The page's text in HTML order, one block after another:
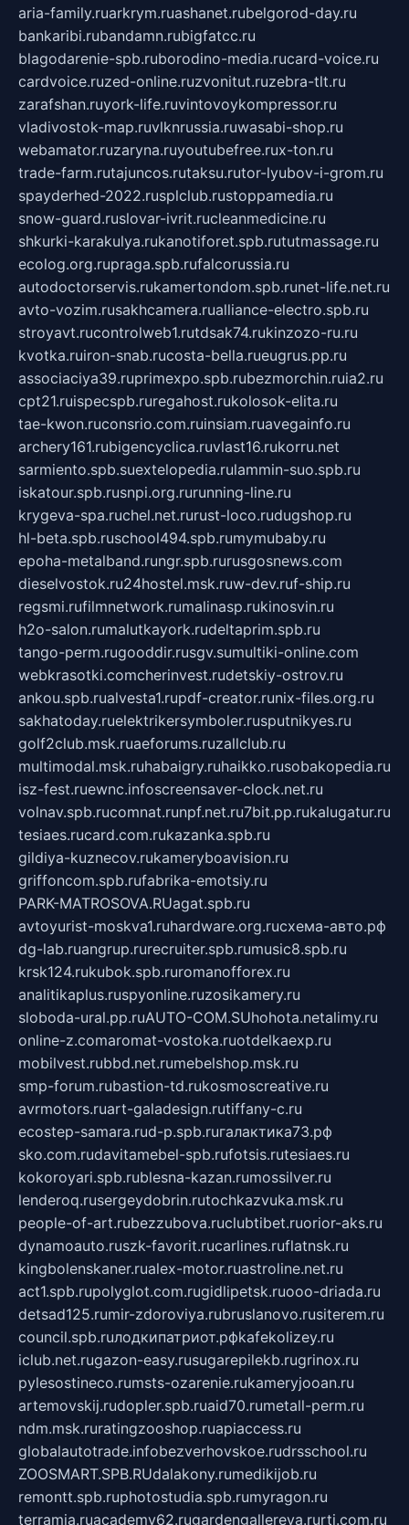
aria-family.ruarkrym.ruashanet.rubelgorod-day.ru
bankaribi.rubandamn.rubigfatcc.ru
blagodarenie-spb.ruborodino-media.rucard-voice.ru
cardvoice.ruzed-online.ruzvonitut.ruzebra-tlt.ru
zarafshan.ruyork-life.ruvintovoykompressor.ru
vladivostok-map.ruvlknrussia.ruwasabi-shop.ru
webamator.ruzaryna.ruyoutubefree.rux-ton.ru
trade-farm.rutajuncos.rutaksu.rutor-lyubov-i-grom.ru
spayderhed-2022.rusplclub.rustoppamedia.ru
snow-guard.ruslovar-ivrit.rucleanmedicine.ru
shkurki-karakulya.rukanotiforet.spb.rututmassage.ru
ecolog.org.rupraga.spb.rufalcorussia.ru
autodoctorservis.rukamertondom.spb.runet-life.net.ru
avto-vozim.rusakhcamera.rualliance-electro.spb.ru
stroyavt.rucontrolweb1.rutdsak74.rukinzozo-ru.ru
kvotka.ruiron-snab.rucosta-bella.rueugrus.pp.ru
associaciya39.ruprimexpo.spb.rubezmorchin.ruia2.ru
cpt21.ruispecspb.ruregahost.rukolosok-elita.ru
tae-kwon.ruconsrio.com.ruinsiam.ruavegainfo.ru
archery161.rubigencyclica.ruvlast16.rukorru.net
sarmiento.spb.suextelopedia.rulammin-suo.spb.ru
iskatour.spb.rusnpi.org.rurunning-line.ru
krygeva-spa.ruchel.net.rurust-loco.rudugshop.ru
hl-beta.spb.ruschool494.spb.rumymubaby.ru
epoha-metalband.rungr.spb.rurusgosnews.com
dieselvostok.ru24hostel.msk.ruw-dev.ruf-ship.ru
regsmi.rufilmnetwork.rumalinasp.rukinosvin.ru
h2o-salon.rumalutkayork.rudeltaprim.spb.ru
tango-perm.rugooddir.rusgv.sumultiki-online.com
webkrasotki.comcherinvest.rudetskiy-ostrov.ru
ankou.spb.rualvesta1.rupdf-creator.runix-files.org.ru
sakhatoday.ruelektrikersymboler.rusputnikyes.ru
golf2club.msk.ruaeforums.ruzallclub.ru
multimodal.msk.ruhabaigry.ruhaikko.rusobakopedia.ru
isz-fest.ruewnc.infoscreensaver-clock.net.ru
volnav.spb.rucomnat.runpf.net.ru7bit.pp.rukalugatur.ru
tesiaes.rucard.com.rukazanka.spb.ru
gildiya-kuznecov.rukameryboavision.ru
griffoncom.spb.rufabrika-emotsiy.ru
PARK-MATROSOVA.RUagat.spb.ru
avtoyurist-moskva1.ruhardware.org.ruсхема-авто.рф
dg-lab.ruangrup.rurecruiter.spb.rumusic8.spb.ru
krsk124.rukubok.spb.ruromanofforex.ru
analitikaplus.ruspyonline.ruzosikamery.ru
sloboda-ural.pp.ruAUTO-COM.SUhohota.netalimy.ru
online-z.comaromat-vostoka.ruotdelkaexp.ru
mobilvest.rubbd.net.rumebelshop.msk.ru
smp-forum.rubastion-td.rukosmoscreative.ru
avrmotors.ruart-galadesign.rutiffany-c.ru
ecostep-samara.rud-p.spb.ruгалактика73.рф
sko.com.rudavitamebel-spb.rufotsis.rutesiaes.ru
kokoroyari.spb.rublesna-kazan.rumossilver.ru
lenderoq.rusergeydobrin.rutochkazvuka.msk.ru
people-of-art.rubezzubova.ruclubtibet.ruorior-aks.ru
dynamoauto.ruszk-favorit.rucarlines.ruflatnsk.ru
kingbolenskaner.rualex-motor.ruastroline.net.ru
act1.spb.rupolyglot.com.rugidlipetsk.ruooo-driada.ru
detsad125.rumir-zdoroviya.rubruslanovo.rusiterem.ru
council.spb.ruлодкипатриот.рфkafekolizey.ru
iclub.net.rugazon-easy.rusugarepilekb.rugrinox.ru
pylesostineco.rumsts-ozarenie.rukameryjooan.ru
artemovskij.rudopler.spb.ruaid70.rumetall-perm.ru
ndm.msk.ruratingzooshop.ruapiaccess.ru
globalautotrade.infobezverhovskoe.rudrsschool.ru
ZOOSMART.SPB.RUdalakony.rumedikijob.ru
remontt.spb.ruphotostudia.spb.rumyragon.ru
terramia.ruacademy62.rugardengallereya.rurti.com.ru